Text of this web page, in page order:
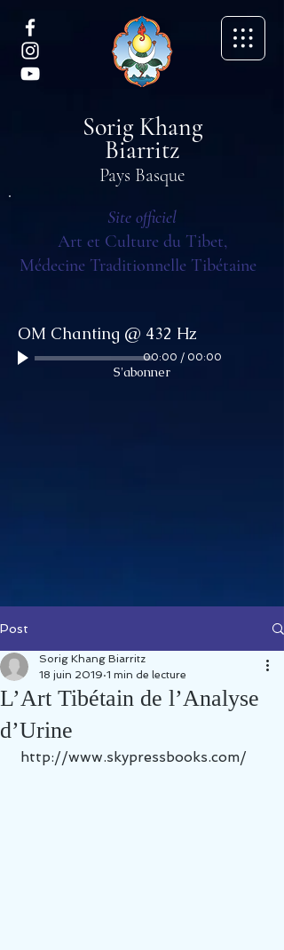
Sorig Khang
Biarritz
Pays Basque
S'abonner
OM Chanting @ 432 Hz
00:00 / 00:00
Site officiel
Art et Culture du Tibet,
Médecine Traditionnelle Tibétaine
Post
L’Art Tibétain de l’Analyse
d’Urine
Sorig Khang Biarritz
18 juin 2019 1 min de lecture
http://www.skypressbooks.com/